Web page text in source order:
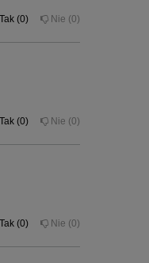
Tak 0 Nie 0
Tak 0 Nie 0
Tak 0 Nie 0